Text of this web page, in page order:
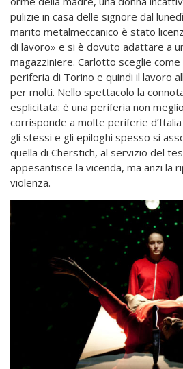
pulizie in casa delle signore dal
marito metalmeccanico è stato
di lavoro» e si è dovuto adattare a
magazziniere. Carlotto sceglie
periferia di Torino e quindi il lavoro
per molti. Nello spettacolo la
esplicitata: è una periferia non
corrisponde a molte periferie
gli stessi e gli epiloghi spesso si
quella di Cherstich, al servizio del
appesantisce la vicenda, ma anzi la
violenza.